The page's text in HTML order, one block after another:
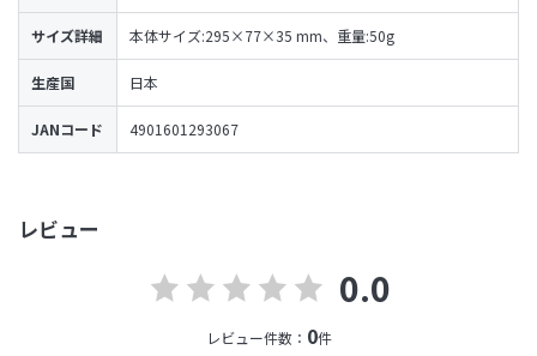
レビュー
0.0
レビュー件数： 0件
サイズ詳細 本体サイズ:295×77×35 mm、重量:50g
生産国 日本
JANコード 4901601293067